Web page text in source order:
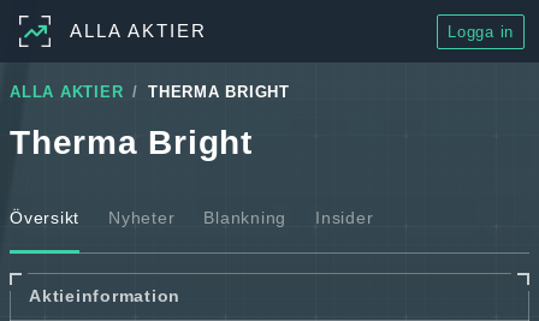
ALLA AKTIER Logga in
ALLA AKTIER THERMA BRIGHT
Therma Bright
Översikt Nyheter Blankning Insider
Aktieinformation